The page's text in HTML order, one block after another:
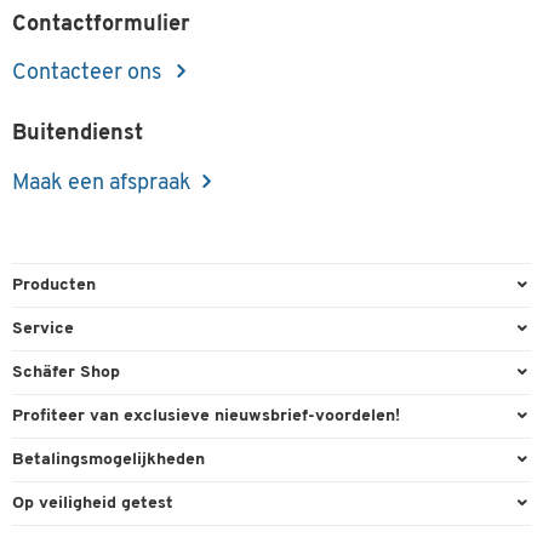
Contactformulier
Contacteer ons
Buitendienst
Maak een afspraak
Producten
Kantoorbenodigdheden
Milieutechniek
Reiniging & hygiëne
Service
Bestelling herroepen
Inkt & Toner
Schäfer Shop
Algemene voorwaarden
Carriere
Profiteer van exclusieve nieuwsbrief-voordelen!
Welkomstgeschenk
Betalingsmogelijkheden
Paypal
Op veiligheid getest